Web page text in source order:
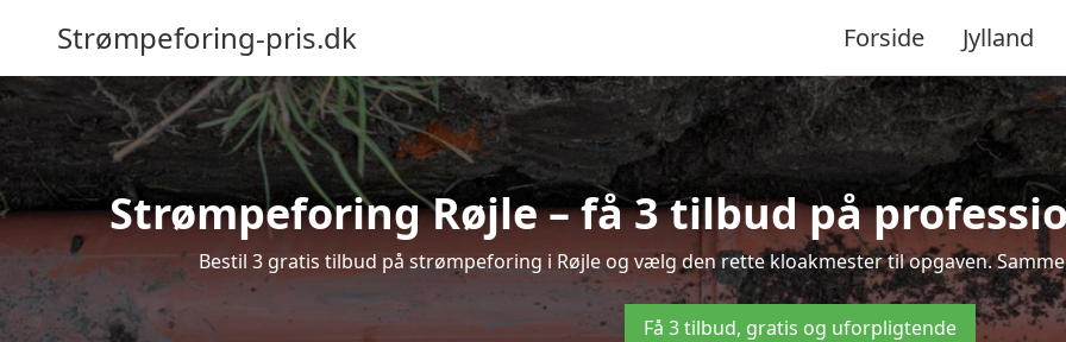
Strømpeforing-pris.dk Forside Jylland
Strømpeforing Røjle – få 3 tilbud på
Bestil 3 gratis tilbud på strømpeforing i Røjle og vælg den rette kloakmester til opgaven.
Få 3 tilbud, gratis og uforpligtende